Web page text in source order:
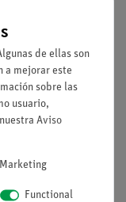
de ellas son
a mejorar este
sobre las
usuario,
Aviso
Marketing
Functional